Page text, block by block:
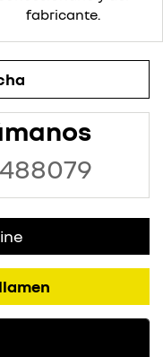
fabricante.